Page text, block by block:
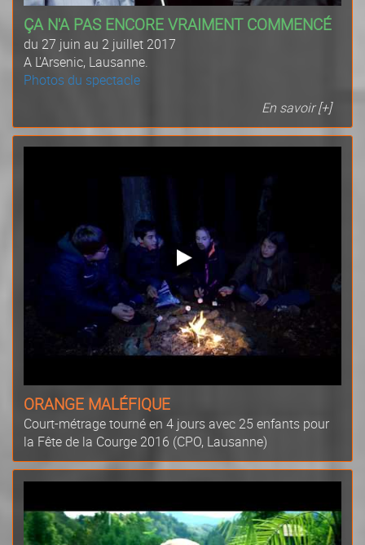
ÇA N'A PAS ENCORE VRAIMENT COMMENCÉ
du 27 juin au 2 juillet 2017
A L'Arsenic, Lausanne.
Photos du spectacle
En savoir [+]
ORANGE MALÉFIQUE
Court-métrage tourné en 4 jours avec 25 enfants pour
la Fête de la Courge 2016 (CPO, Lausanne)